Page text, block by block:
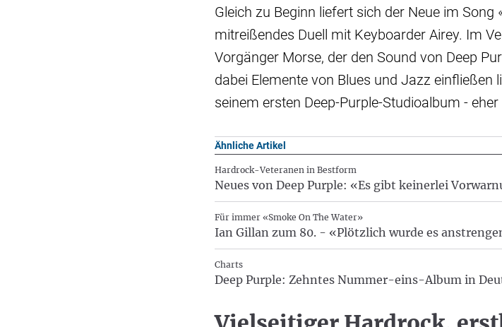
Gleich zu Beginn liefert sich der Neue im Song
mitreißendes Duell mit Keyboarder Airey. Im
Vorgänger Morse, der den Sound von Deep
dabei Elemente von Blues und Jazz
seinem ersten Deep-Purple-Studioalbum -
Ähnliche Artikel
Hardrock-Veteranen in Bestform
Neues von Deep Purple: «Es gibt keinerlei
Für immer «Smoke On The Water»
Ian Gillan zum 80. - «Plötzlich wurde es
Charts
Deep Purple: Zehntes Nummer-eins-Album in